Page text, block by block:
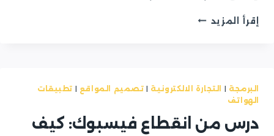
إقرأ المزيد IOS
إشعارات
ترفع
التفاعل
البرمجة | التجارة الالكترونية | تصميم المواقع | تطبيقات
الهواتف
درس من انقطاع فيسبوك: كيف